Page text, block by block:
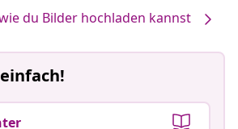
du Bilder hochladen kannst